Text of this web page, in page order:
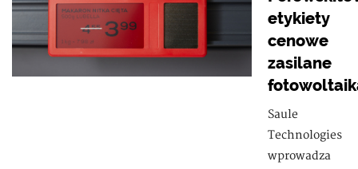
etykiety
cenowe
zasilane
Saule
Technologies
wprowadza